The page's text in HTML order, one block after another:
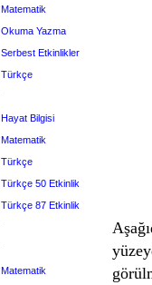
Matematik
Okuma Yazma
Serbest Etkinlikler
Türkçe
Hayat Bilgisi
Matematik
Türkçe
Türkçe 50 Etkinlik
Türkçe 87 Etkinlik
Matematik